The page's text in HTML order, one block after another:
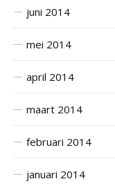
juni 2014
mei 2014
april 2014
maart 2014
februari 2014
januari 2014